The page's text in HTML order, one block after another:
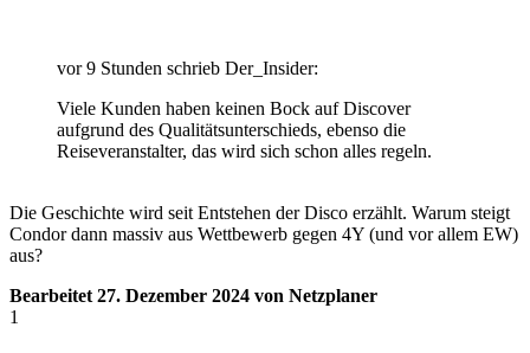
vor 9 Stunden schrieb Der_Insider:
Viele Kunden haben keinen Bock auf Discover
aufgrund des Qualitätsunterschieds, ebenso die
Reiseveranstalter, das wird sich schon alles regeln.
Die Geschichte wird seit Entstehen der Disco erzählt. Warum steigt
Condor dann massiv aus Wettbewerb gegen 4Y (und vor allem EW)
aus?
Bearbeitet 27. Dezember 2024 von Netzplaner
1